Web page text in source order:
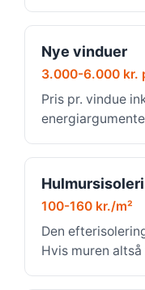
Nye vinduer
3.000-6.000 kr.
Pris pr. vindue
100-160 kr./m²
Den
Hvis muren altså